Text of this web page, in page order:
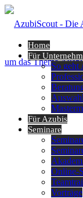
Home
Für
So geht
Für Azubis
Seminare
Online-
Vorträge